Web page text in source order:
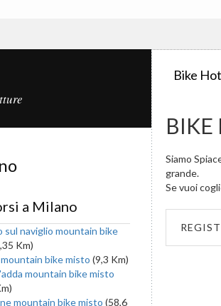
Bike
BIKE
Siamo
grande.
Se vuoi
a Milano
sul naviglio mountain bike
Km)
bike misto (9,3 Km)
mountain bike misto
mountain bike misto (58,6